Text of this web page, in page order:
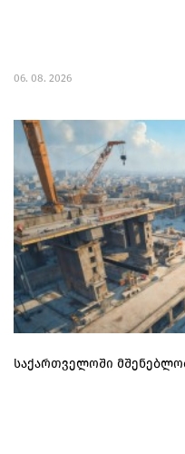
06. 08. 2026
საქართველოში